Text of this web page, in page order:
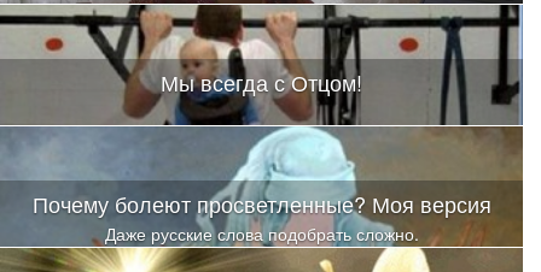
Мы всегда с Отцом!
Почему болеют просветленные? Моя версия
Даже русские слова подобрать сложно.